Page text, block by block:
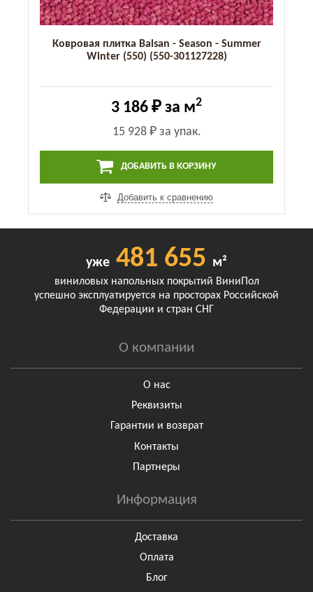
Ковровая плитка Balsan - Season - Summer
Winter (550) (550-301127228)
3 186 ₽ за м2
15 928 ₽за упак.
ДОБАВИТЬ В КОРЗИНУ
Добавить к сравнению
уже 481 655 м²
виниловых напольных покрытий ВиниПол
успешно эксплуатируется на просторах Российской
Федерации и стран СНГ
О компании
О нас
Реквизиты
Гарантии и возврат
Контакты
Партнеры
Информация
Доставка
Оплата
Блог